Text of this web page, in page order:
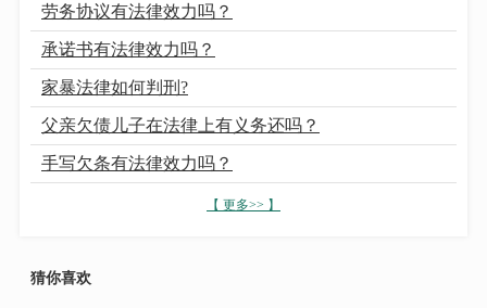
劳务协议有法律效力吗？
承诺书有法律效力吗？
家暴法律如何判刑?
父亲欠债儿子在法律上有义务还吗？
手写欠条有法律效力吗？
【 更多>> 】
猜你喜欢